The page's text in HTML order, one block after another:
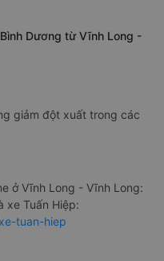
Dương từ Vĩnh Long -
giảm đột xuất trong các
ở Vĩnh Long - Vĩnh Long:
xe Tuấn Hiệp:
tuan-hiep